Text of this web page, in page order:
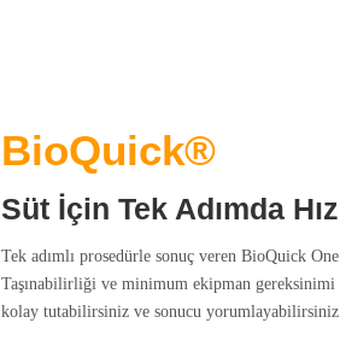
BioQuick®
Süt İçin Tek Adımda
Tek adımlı prosedürle sonuç veren BioQuick One
Taşınabilirliği ve minimum ekipman gereksinimi
kolay tutabilirsiniz ve sonucu yorumlayabilirsiniz.